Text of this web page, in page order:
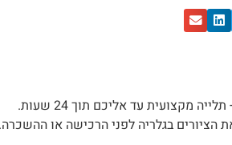
מקצועית עד אליכם תוך 24 שעות.
הציורים בגלריה לפני הרכישה או